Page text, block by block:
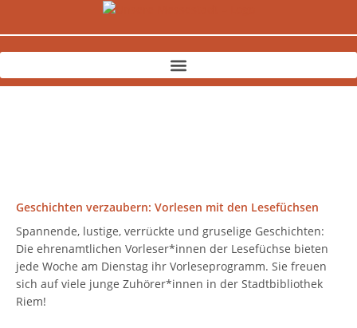
Geschichten verzaubern: Vorlesen mit den Lesefüchsen
Spannende, lustige, verrückte und gruselige Geschichten:
Die ehrenamtlichen Vorleser*innen der Lesefüchse bieten
jede Woche am Dienstag ihr Vorleseprogramm. Sie freuen
sich auf viele junge Zuhörer*innen in der Stadtbibliothek
Riem!